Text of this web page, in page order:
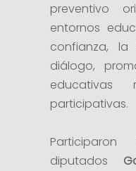
preventivo
entornos
confianza,
diálogo,
participativas.
diputados